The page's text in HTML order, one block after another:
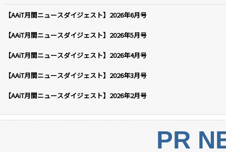
【AAiT月間ニュースダイジェスト】2026年6月号
【AAiT月間ニュースダイジェスト】2026年5月号
【AAiT月間ニュースダイジェスト】2026年4月号
【AAiT月間ニュースダイジェスト】2026年3月号
【AAiT月間ニュースダイジェスト】2026年2月号
PR